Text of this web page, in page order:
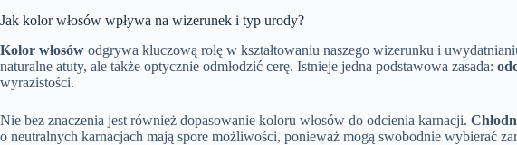
Jak kolor włosów wpływa na wizerunek i typ urody?
Kolor włosów odgrywa kluczową rolę w kształtowaniu naszego wizerunku i
naturalne atuty, ale także optycznie odmłodzić cerę. Istnieje jedna podstawowa zasada:
wyrazistości.
Nie bez znaczenia jest również dopasowanie koloru włosów do odcienia karnacji.
o neutralnych karnacjach mają spore możliwości, ponieważ mogą swobodnie wybierać